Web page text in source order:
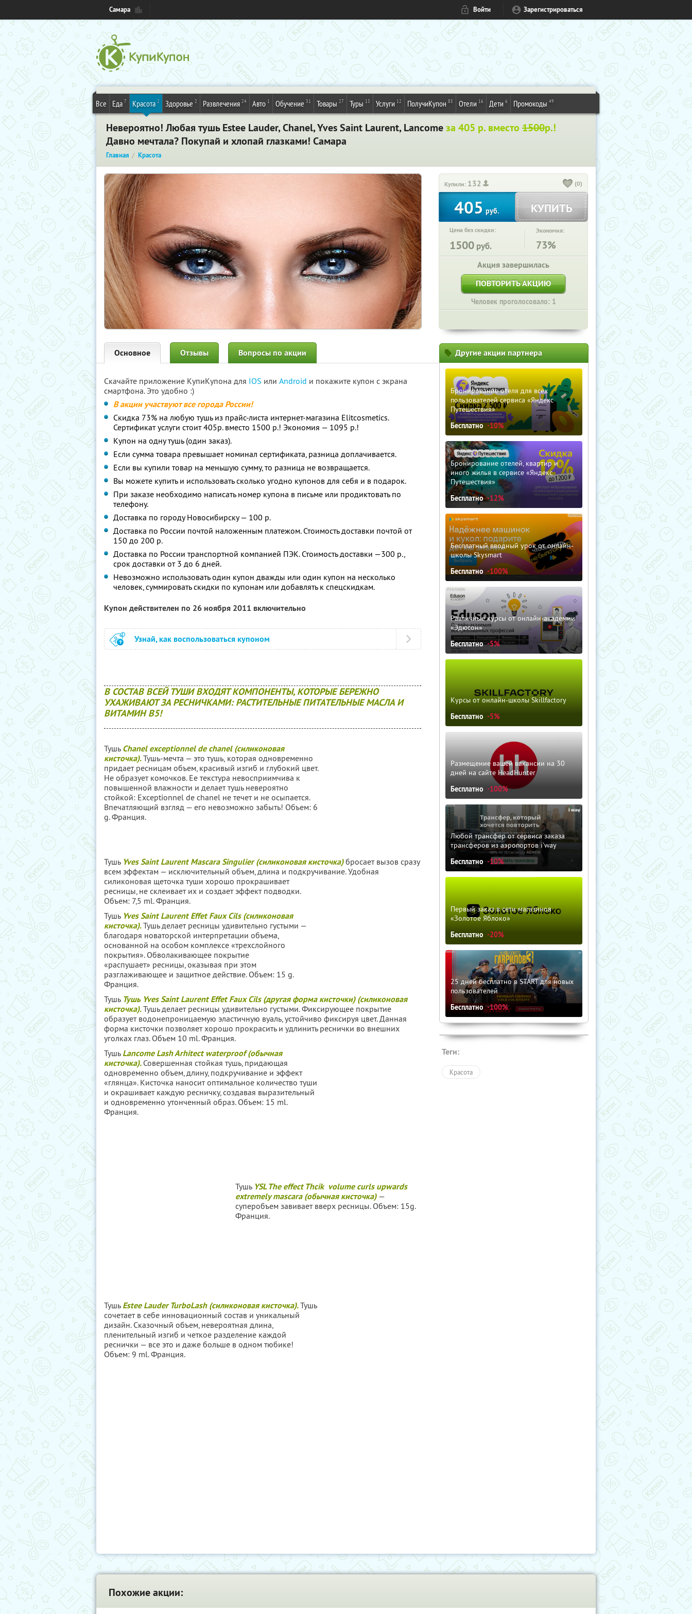
Самара Войти Зарегистрироваться
Все Еда 7 Красота 2 Здоровье 2 Развлечения 24 Авто 1 Обучение 31 Товары 27 Туры 13 Услуги 12 ПолучиКупон 85 Отели 16 Дети 6 Промокоды 49
Невероятно! Любая тушь Estee Lauder, Chanel, Yves Saint Laurent, Lancomeза 405 р. вместо 1500р.!
Давно мечтала? Покупай и хлопай глазками! Самара
Главная Красота
Купили: 132 (0)
405 руб. КУПИТЬ
Цена без скидки:
1500 руб.
Экономия:
73%
Акция завершилась
ПОВТОРИТЬ АКЦИЮ
Человек проголосовало: 1
Основное Отзывы Вопросы по акции
Скачайте приложение КупиКупона для IOS или Android и покажите купон с экрана
смартфона. Это удобно :)
В акции участвуют все города России!
Скидка 73% на любую тушь из прайс-листа интернет-магазина Elitcosmetics.
Сертификат услуги стоит 405р. вместо 1500 р.! Экономия — 1095 р.!
Купон на одну тушь (один заказ).
Если сумма товара превышает номинал сертификата, разница доплачивается.
Если вы купили товар на меньшую сумму, то разница не возвращается.
Вы можете купить и использовать сколько угодно купонов для себя и в подарок.
При заказе необходимо написать номер купона в письме или продиктовать по
телефону.
Доставка по городу Новосибирску — 100 р.
Доставка по России почтой наложенным платежом. Стоимость доставки почтой от
150 до 200 р.
Доставка по России транспортной компанией ПЭК. Стоимость доставки —300 р.,
срок доставки от 3 до 6 дней.
Невозможно использовать один купон дважды или один купон на несколько
человек, суммировать скидки по купонам или добавлять к спецскидкам.
Купон действителен по 26 ноября 2011 включительно
Узнай, как воспользоваться купоном
В СОСТАВ ВСЕЙ ТУШИ ВХОДЯТ КОМПОНЕНТЫ, КОТОРЫЕ БЕРЕЖНО
УХАЖИВАЮТ ЗА РЕСНИЧКАМИ: РАСТИТЕЛЬНЫЕ ПИТАТЕЛЬНЫЕ МАСЛА И
ВИТАМИН В5!
Тушь Chanel exceptionnel de chanel (силиконовая
кисточка). Тушь-мечта — это тушь, которая одновременно
придает ресницам объем, красивый изгиб и глубокий цвет.
Не образует комочков. Ее текстура невосприимчива к
повышенной влажности и делает тушь невероятно
стойкой: Exceptionnel de chanel не течет и не осыпается.
Впечатляющий взгляд — его невозможно забыть! Объем: 6
g. Франция.
Тушь Yves Saint Laurent Mascara Singulier (силиконовая кисточка) бросает вызов сразу
всем эффектам — исключительный объем, длина и подкручивание. Удобная
силиконовая щеточка туши хорошо прокрашивает
ресницы, не склеивает их и создает эффект подводки.
Объем: 7,5 ml. Франция.
Тушь Yves Saint Laurent Effet Faux Cils (силиконовая
кисточка). Тушь дела­ет ресницы удивительно густыми —
бла­годаря новаторской интерпретации объе­ма,
основанной на особом комплексе «тре­хслойного
покрытия». Обволаки­вающее покрытие
«распушает» ресницы, ока­зывая при этом
разглаживающее и защи­тное действие. Объем: 15 g.
Франция.
Тушь Тушь Yves Saint Laurent Effet Faux Cils (другая форма кисточки) (силиконовая
кисточка).Тушь дела­ет ресницы удивительно густыми. Фикси­рующее покрытие
образует водонепрони­цаемую эластичную вуаль, устойчиво фикси­руя цвет. Данная
форма кисточки позволяет хорошо прокрасить и удлинить реснички во внешних
уголках глаз. Объем 10 ml. Франция.
Тушь Lancome Lash Arhitect waterproof (обычная
кисточка). Совершенная стойкая тушь, придающая
одновременно объем, длину, подкручивание и эффект
«глянца». Кисточка наносит оптимальное количество туши
и окрашивает каждую ресничку, создавая выразительный
и одновременно утонченный образ. Объем: 15 ml.
Франция.
Тушь YSL The effect Thcik volume curls upwards
extremely mascara (обычная кисточка) —
суперобъем завивает вверх ресницы. Объем: 15g.
Франция.
Тушь Estee Lauder TurboLash (силиконовая кисточка). Тушь
сочетает в себе инновационный состав и уникальный
дизайн. Сказочный объем, невероятная длина,
пленительный изгиб и четкое разделение каждой
реснички — все это и даже больше в одном тюбике!
Объем: 9 ml. Франция.
Другие акции партнера
Бронирование отеля для всех
пользователей сервиса «Яндекс
Путешествия»
Бесплатно -10%
Бронирование отелей, квартир и
иного жилья в сервисе «Яндекс
Путешествия»
Бесплатно -12%
Бесплатный вводный урок от онлайн-
школы Skysmart
Бесплатно -100%
Различные курсы от онлайн-академии
«Эдюсон»
Бесплатно -5%
Курсы от онлайн-школы Skillfactory
Бесплатно -5%
Размещение вашей вакансии на 30
дней на сайте HeadHunter
Бесплатно -100%
Любой трансфер от сервиса заказа
трансферов из аэропортов i'way
Бесплатно -10%
Первый заказ в сети магазинов
«Золотое Яблоко»
Бесплатно -20%
25 дней бесплатно в START для новых
пользователей
Бесплатно -100%
Теги:
Красота
Похожие акции: